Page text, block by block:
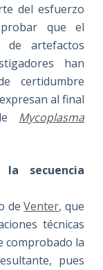
del esfuerzo
que el
artefactos
han
certidumbre
al final
Mycoplasma
secuencia
deVenter, que
técnicas
comprobado la
pues